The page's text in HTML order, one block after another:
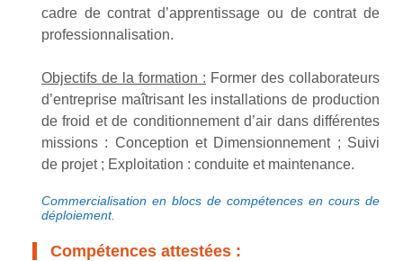
cadre de contrat d’apprentissage ou de contrat de
professionnalisation.
Objectifs de la formation : Former des collaborateurs
d’entreprise maîtrisant les installations de production
de froid et de conditionnement d’air dans différentes
missions : Conception et Dimensionnement ; Suivi
de projet ; Exploitation : conduite et maintenance.
Commercialisation en blocs de compétences en cours de
déploiement.
Compétences attestées :